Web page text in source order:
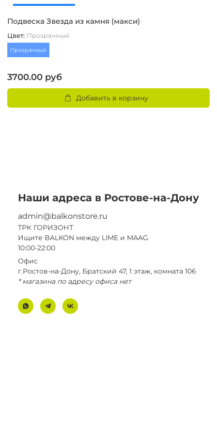
Подвеска Звезда из камня (макси)
Цвет: Прозрачный
Прозрачный
3700.00 руб
Добавить в корзину
Наши адреса в Ростове-на-Дону
admin@balkonstore.ru
ТРК ГОРИЗОНТ
Ищите BALKON между LIME и MAAG
10:00-22:00
Офис
г.Ростов-на-Дону, Братский 47, 1 этаж, комната 106
* магазина по адресу офиса нет